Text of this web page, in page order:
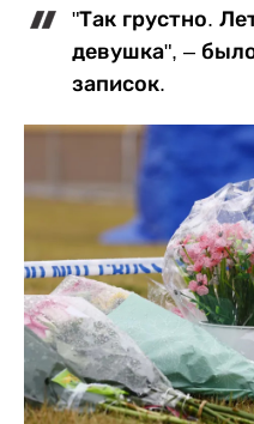
"Так грустно.
девушка", –
записок.